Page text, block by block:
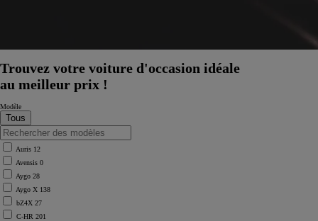
Trouvez votre voiture d'occasion idéale
au meilleur prix !
Modèle
Auris 12
Avensis 0
Aygo 28
Aygo X 138
bZ4X 27
C-HR 201